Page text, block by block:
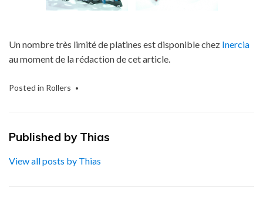
Un nombre très limité de platines est disponible chez Inercia
au moment de la rédaction de cet article.
Posted in Rollers
Published by Thias
View all posts by Thias